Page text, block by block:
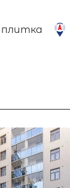
плитка